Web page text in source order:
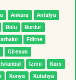
Ankara
Antalya
Bolu
Burdur
Edirne
Giresun
İstanbul İzmir
Kars
Konya
Kütahya